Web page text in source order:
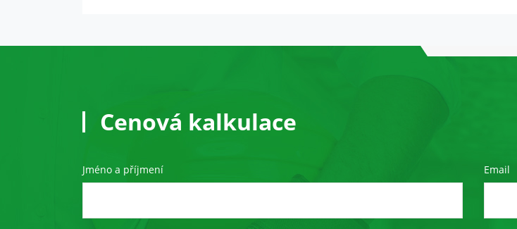
Cenová kalkulace
Jméno a příjmení Email